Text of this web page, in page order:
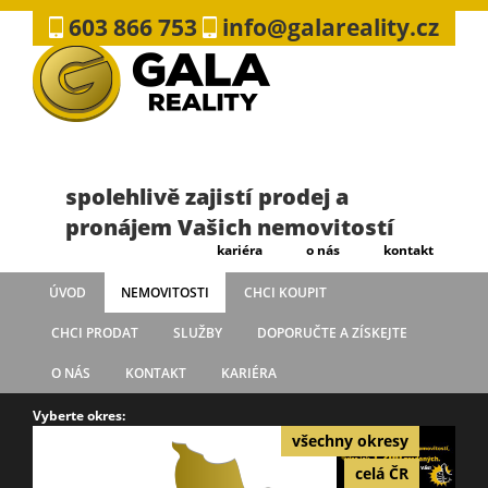
603 866 753 info@galareality.cz
spolehlivě zajistí prodej a
pronájem Vašich nemovitostí
kariéra o nás kontakt
ÚVOD NEMOVITOSTI CHCI KOUPIT
CHCI PRODAT SLUŽBY DOPORUČTE A ZÍSKEJTE
O NÁS KONTAKT KARIÉRA
Vyberte okres:
celá ČR
všechny okresy